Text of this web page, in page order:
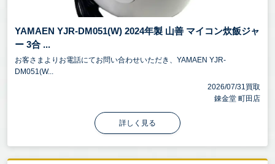
YAMAEN YJR-DM051(W) 2024年製 山善 マイコン炊飯ジャ
ー 3合 ...
お客さまよりお電話にてお問い合わせいただき、YAMAEN YJR-
DM051(W...
2026/07/31買取
錬金堂 町田店
詳しく見る